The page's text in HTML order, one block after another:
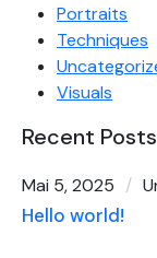
Portraits
Techniques
Visuals
Recent Posts
Mai 5, 2025
Hello world!